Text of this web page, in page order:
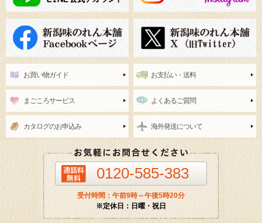
お買い物ガイド お支払い・送料
まごころサービス よくあるご質問
カタログのお申込み 海外発送について
0120-585-383
受付時間：午前9時～午後5時20分
※定休日：日曜・祝日